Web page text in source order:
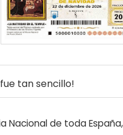
tan sencillo!
Nacional de toda